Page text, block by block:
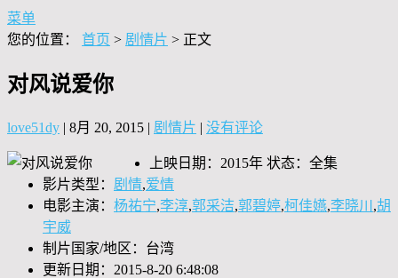
菜单
您的位置： 首页 > 剧情片 > 正文
对风说爱你
love51dy | 8月 20, 2015 | 剧情片 | 没有评论
上映日期：2015年 状态：全集
影片类型： 剧情,爱情
电影主演： 杨祐宁,李淳,郭采洁,郭碧婷,柯佳嬿,李晓川 ,胡
宇威
制片国家/地区：台湾
更新日期：2015-8-20 6:48:08